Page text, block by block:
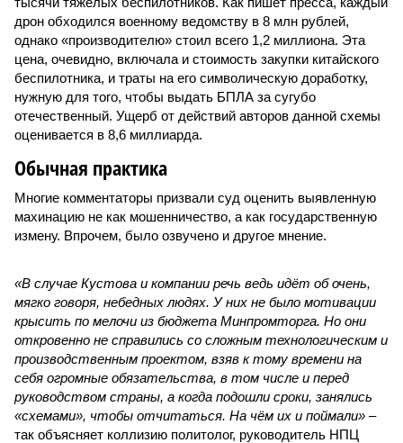
дрон обходился военному ведомству в 8 млн рублей,
однако «производителю» стоил всего 1,2 миллиона. Эта
цена, очевидно, включала и стоимость закупки китайского
беспилотника, и траты на его символическую доработку,
нужную для того, чтобы выдать БПЛА за сугубо
отечественный. Ущерб от действий авторов данной схемы
оценивается в 8,6 миллиарда.
Обычная практика
Многие комментаторы призвали суд оценить выявленную
махинацию не как мошенничество, а как государственную
измену. Впрочем, было озвучено и другое мнение.
«В случае Кустова и компании речь ведь идёт об очень,
мягко говоря, небедных людях. У них не было мотивации
крысить по мелочи из бюджета Минпромторга. Но они
откровенно не справились со сложным технологическим и
производственным проектом, взяв к тому времени на
себя огромные обязательства, в том числе и перед
руководством страны, а когда подошли сроки, занялись
«схемами», чтобы отчитаться. На чём их и поймали» –
так объясняет коллизию политолог, руководитель НПЦ